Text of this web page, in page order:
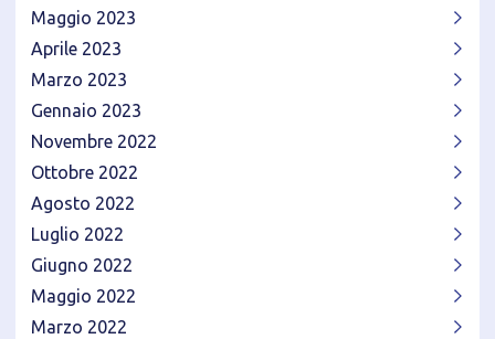
Maggio 2023
Aprile 2023
Marzo 2023
Gennaio 2023
Novembre 2022
Ottobre 2022
Agosto 2022
Luglio 2022
Giugno 2022
Maggio 2022
Marzo 2022